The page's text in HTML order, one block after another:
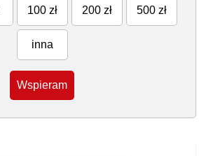
100 zł 200 zł 500 zł
inna
Wspieram